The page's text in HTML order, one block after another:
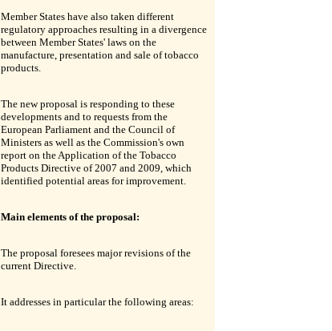
Member States have also taken different
regulatory approaches resulting in a divergence
between Member States' laws on the
manufacture, presentation and sale of tobacco
products.
The new proposal is responding to these
developments and to requests from the
European Parliament and the Council of
Ministers as well as the Commission's own
report on the Application of the Tobacco
Products Directive of 2007 and 2009, which
identified potential areas for improvement.
Main elements of the proposal:
The proposal foresees major revisions of the
current Directive.
It addresses in particular the following areas: